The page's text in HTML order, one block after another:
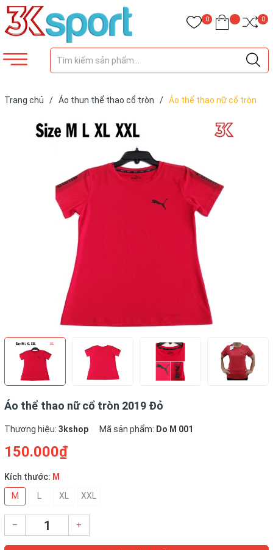
0 0
Trang chủ / Áo thun thể thao cổ tròn / Áo thể thao nữ cổ tròn
Áo thể thao nữ cổ tròn 2019 Đỏ
Thương hiệu: 3kshop Mã sản phẩm: Do M 001
150.000₫
Kích thước: M
M
XL XXL
– +